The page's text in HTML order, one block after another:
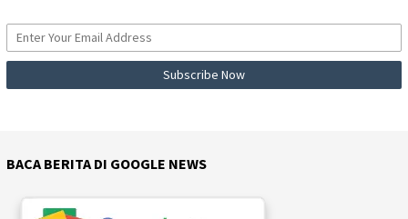
BACA BERITA DI GOOGLE NEWS